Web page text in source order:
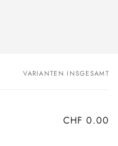
VARIANTEN INSGESAMT
CHF 0.00